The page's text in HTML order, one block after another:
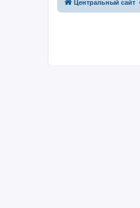
Центральный сайт